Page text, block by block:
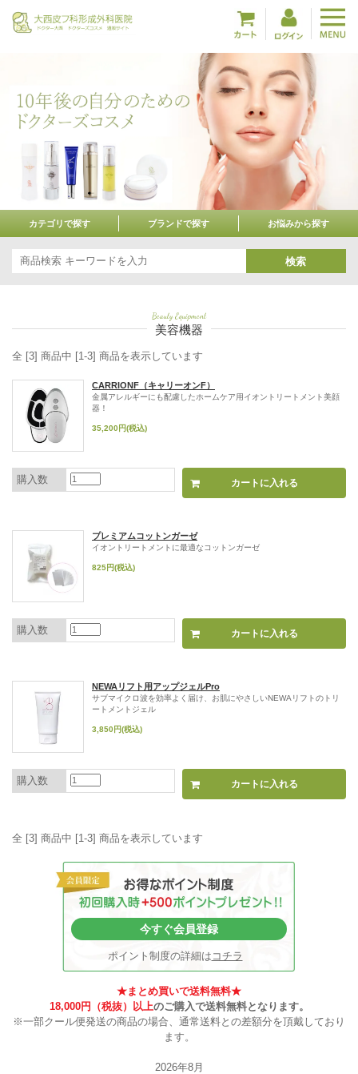
カテゴリで探す ブランドで探す お悩みから探す
検索
Beauty Equipment
美容機器
全 [3] 商品中 [1-3] 商品を表示しています
CARRIONF（キャリーオンF）
金属アレルギーにも配慮したホームケア用イオントリートメント美顔
器！
35,200円(税込)
購入数
プレミアムコットンガーゼ
イオントリートメントに最適なコットンガーゼ
825円(税込)
購入数
NEWAリフト用アップジェルPro
サブマイクロ波を効率よく届け、お肌にやさしいNEWAリフトのトリ
ートメントジェル
3,850円(税込)
購入数
全 [3] 商品中 [1-3] 商品を表示しています
今すぐ会員登録
ポイント制度の詳細は コチラ
★まとめ買いで送料無料★
18,000円（税抜）以上のご購入で送料無料となります。
※一部クール便発送の商品の場合、通常送料との差額分を頂戴しており
ます。
2026年8月